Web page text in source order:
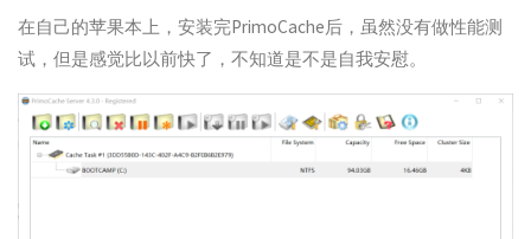
在自己的苹果本上，安装完PrimoCache后，虽然没有做性能测
试，但是感觉比以前快了，不知道是不是自我安慰。